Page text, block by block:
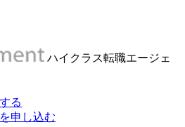
ハイクラス転職エージェ
る
申し込む